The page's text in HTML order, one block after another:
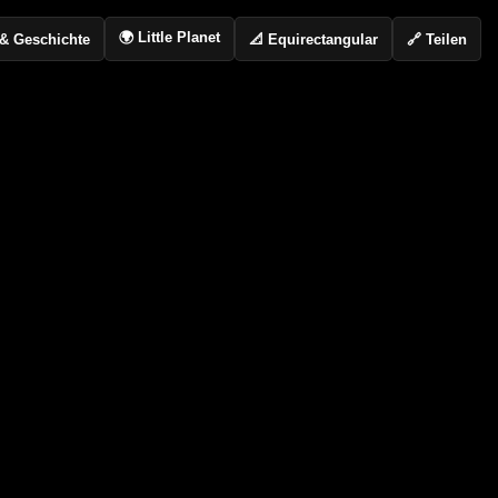
Geschichte 🌍 Little Planet 📐 Equirectangular 🔗 Teilen